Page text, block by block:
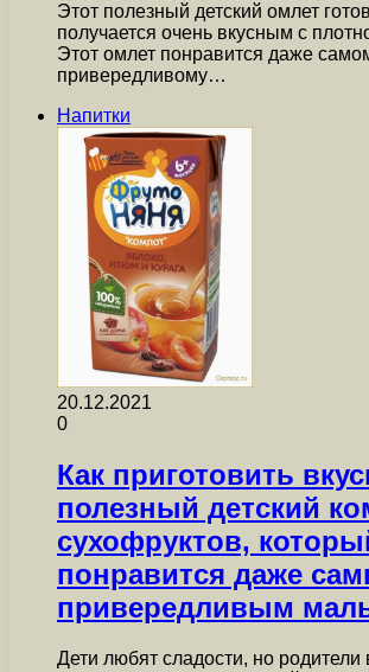
Этот полезный детский омлет
получается очень вкусным с
Этот омлет понравится даже
привередливому…
Напитки
20.12.2021
0
Как приготовить
полезный детский
сухофруктов,
понравится даже
привередливым
Дети любят сладости, но родители